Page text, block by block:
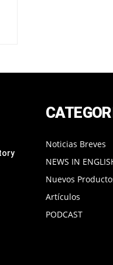
Noticias Breves
NEWS IN
Nuevos
Artículos
PODCAST